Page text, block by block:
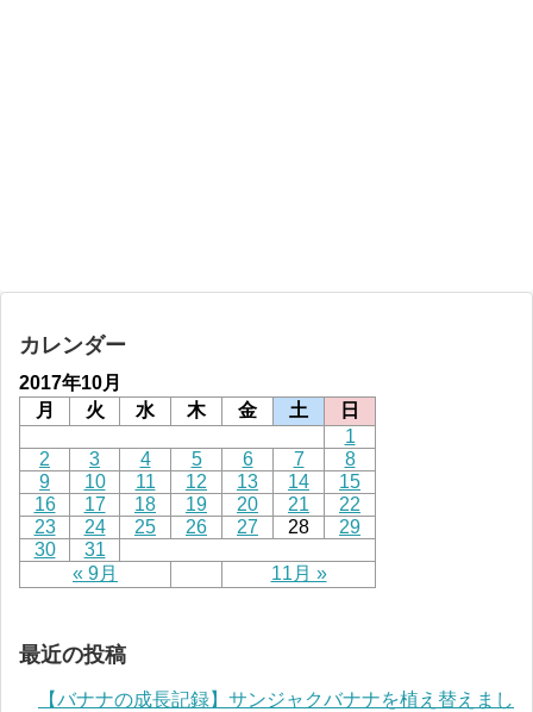
カレンダー
2017年10月
月
火 水 木 金 土 日
« 9月 11月 »
1
2
3 4 5 6 7
8
9
10 11 12 13 14
15
16
17 18 19 20 21
22
23
24 25 26 27 28
29
30
31
最近の投稿
【バナナの成長記録】サンジャクバナナを植え替えまし